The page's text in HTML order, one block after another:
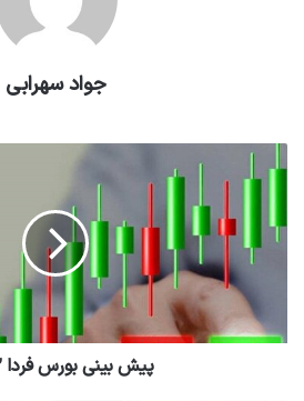
جواد سهرابی
پیش بینی بورس فردا ۲۲ آذر